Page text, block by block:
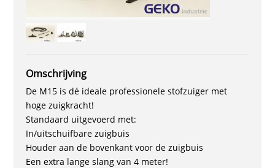
Omschrijving
De M15 is dé ideale professionele stofzuiger met
hoge zuigkracht!
Standaard uitgevoerd met:
In/uitschuifbare zuigbuis
Houder aan de bovenkant voor de zuigbuis
Een extra lange slang van 4 meter!